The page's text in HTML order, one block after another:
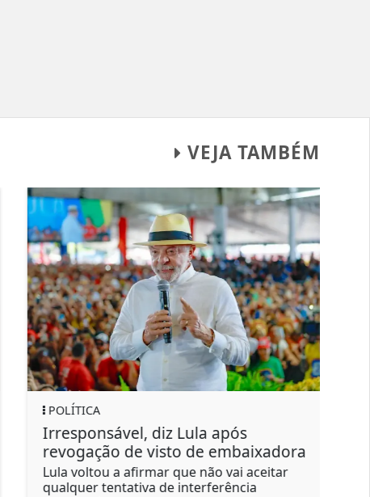
VEJA TAMBÉM
EDUÇACÃO
Estagnado, ensino médio de São
Paulo cai da 8ª para a 11ª posição
Ideb 2025 foi divulgado nesta quarta-feira